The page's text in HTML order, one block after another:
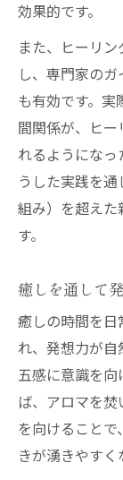
効果的です。
また、ヒーリ
し、専門家の
も有効です。
間関係が、ヒ
れるようにな
うした実践を
組み）を超え
す。
癒しを通して
癒しの時間を
れ、発想力が
五感に意識を
ば、アロマを
を向けること
きが湧きやすく